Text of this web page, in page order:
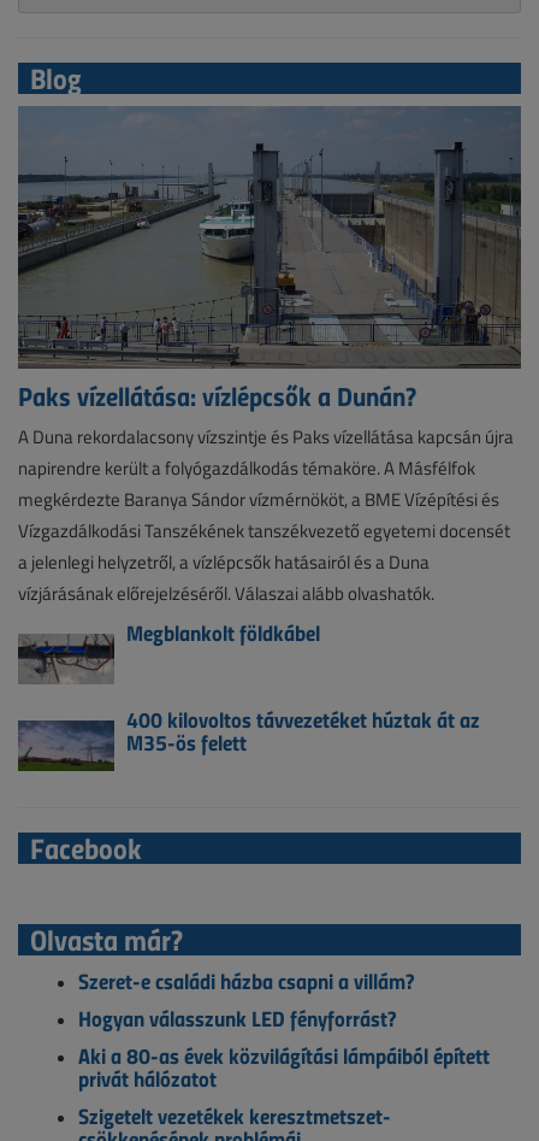
Blog
Paks vízellátása: vízlépcsők a Dunán?
A Duna rekordalacsony vízszintje és Paks vízellátása kapcsán újra
napirendre került a folyógazdálkodás témaköre. A Másfélfok
megkérdezte Baranya Sándor vízmérnököt, a BME Vízépítési és
Vízgazdálkodási Tanszékének tanszékvezető egyetemi docensét
a jelenlegi helyzetről, a vízlépcsők hatásairól és a Duna
vízjárásának előrejelzéséről. Válaszai alább olvashatók.
Megblankolt földkábel
400 kilovoltos távvezetéket húztak át az
M35-ös felett
Facebook
Olvasta már?
Szeret-e családi házba csapni a villám?
Hogyan válasszunk LED fényforrást?
Aki a 80-as évek közvilágítási lámpáiból épített
privát hálózatot
Szigetelt vezetékek keresztmetszet-